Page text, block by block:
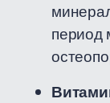
период